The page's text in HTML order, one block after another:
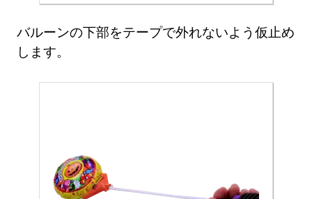
バルーンの下部をテープで外れないよう仮止め
します。